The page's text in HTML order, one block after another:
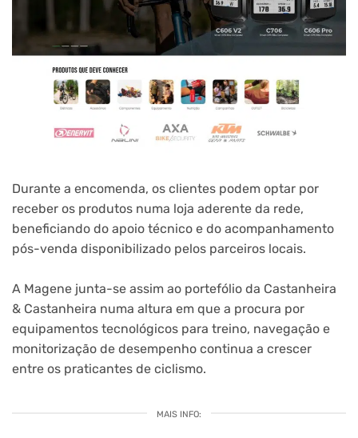
Durante a encomenda, os clientes podem optar por
receber os produtos numa loja aderente da rede,
beneficiando do apoio técnico e do acompanhamento
pós-venda disponibilizado pelos parceiros locais.
A Magene junta-se assim ao portefólio da Castanheira
& Castanheira numa altura em que a procura por
equipamentos tecnológicos para treino, navegação e
monitorização de desempenho continua a crescer
entre os praticantes de ciclismo.
MAIS INFO: